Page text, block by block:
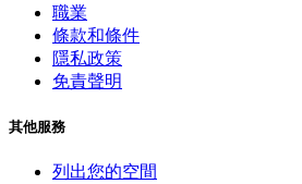
職業
條款和條件
隱私政策
免責聲明
其他服務
列出您的空間